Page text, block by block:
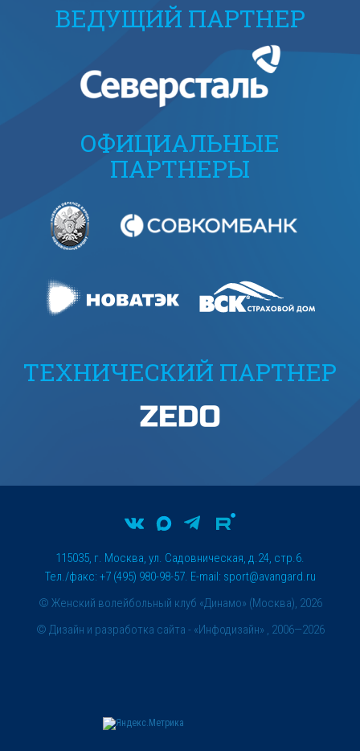
ВЕДУЩИЙ ПАРТНЕР
ОФИЦИАЛЬНЫЕ
ПАРТНЕРЫ
ТЕХНИЧЕСКИЙ ПАРТНЕР
© Женский волейбольный клуб «Динамо» (Москва), 2026
115035, г. Москва, ул. Садовническая, д.24, стр.6.
Тел./факс: +7 (495) 980-98-57. E-mail: sport@avangard.ru
© Дизайн и разработка сайта - «Инфодизайн» , 2006—2026